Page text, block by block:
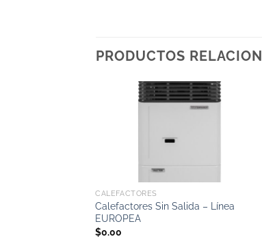
PRODUCTOS
CALEFACTORES
Calefactores Sin Salida – Línea
EUROPEA
$0.00